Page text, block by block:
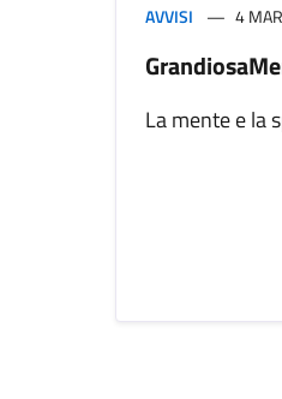
AVVISI 4
La mente e la